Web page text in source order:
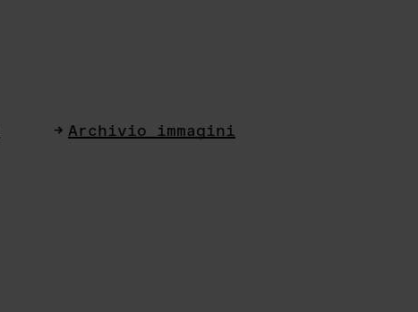
Archivio immagini